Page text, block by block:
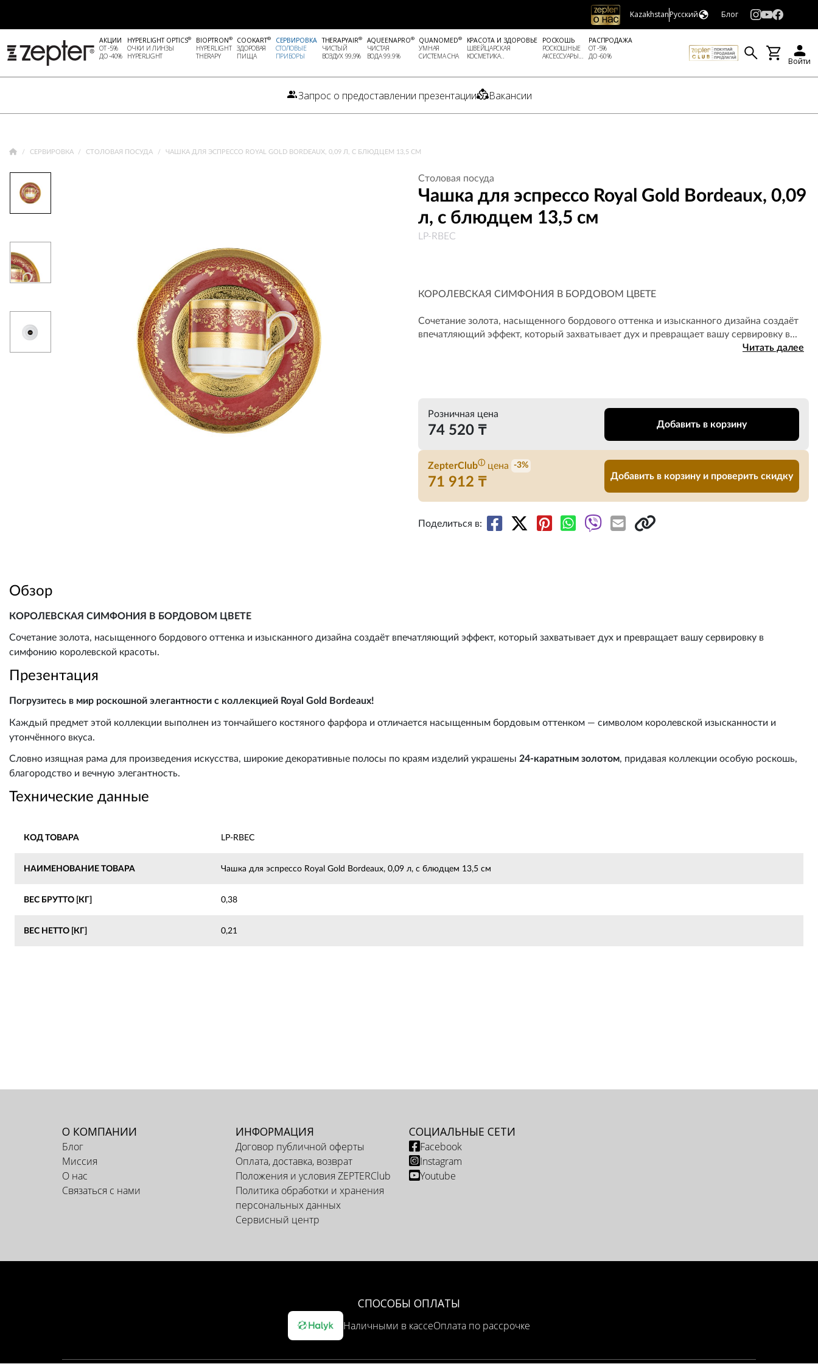
KazakhstanРусский Блог
АКЦИИ
ОТ -5%
ДО -40%
HYPERLIGHT OPTICS®
ОЧКИ И ЛИНЗЫ
HYPERLIGHT
BIOPTRON®
HYPERLIGHT
THERAPY
COOKART®
ЗДОРОВАЯ
ПИЩА
СЕРВИРОВКА
СТОЛОВЫЕ
ПРИБОРЫ
THERAPYAIR®
ЧИСТЫЙ
ВОЗДУХ 99,9%
AQUEENAPRO®
ЧИСТАЯ
ВОДА 99.9%
QUANOMED®
УМНАЯ
СИСТЕМА СНА
КРАСОТА И ЗДОРОВЬЕ
ШВЕЙЦАРСКАЯ
КОСМЕТИКА..
РОСКОШЬ
РОСКОШНЫЕ
АКСЕССУАРЫ...
РАСПРОДАЖА
ОТ -5%
ДО -60%
Войти
Запрос о предоставлении презентации Вакансии
СЕРВИРОВКА СТОЛОВАЯ ПОСУДА ЧАШКА ДЛЯ ЭСПРЕССО ROYAL GOLD BORDEAUX, 0,09 Л, С БЛЮДЦЕМ 13,5 СМ
Столовая посуда
Чашка для эспрессо Royal Gold Bordeaux, 0,09
л, с блюдцем 13,5 см
LP-RBEC
КОРОЛЕВСКАЯ СИМФОНИЯ В БОРДОВОМ ЦВЕТЕ
Сочетание золота, насыщенного бордового оттенка и изысканного дизайна создаёт
впечатляющий эффект, который захватывает дух и превращает вашу сервировку в...
Читать далее
Розничная цена
74 520 ₸ Добавить в корзину
ZepterClubⓘ цена -3%
71 912 ₸ Добавить в корзину и проверить скидку
Поделиться в:
Обзор
КОРОЛЕВСКАЯ СИМФОНИЯ В БОРДОВОМ ЦВЕТЕ
Сочетание золота, насыщенного бордового оттенка и изысканного дизайна создаёт впечатляющий эффект, который захватывает дух и превращает вашу сервировку в
симфонию королевской красоты.
Презентация
Погрузитесь в мир роскошной элегантности с коллекцией Royal Gold Bordeaux!
Каждый предмет этой коллекции выполнен из тончайшего костяного фарфора и отличается насыщенным бордовым оттенком — символом королевской изысканности и
утончённого вкуса.
Словно изящная рама для произведения искусства, широкие декоративные полосы по краям изделий украшены 24-каратным золотом, придавая коллекции особую роскошь,
благородство и вечную элегантность.
Технические данные
КОД ТОВАРА LP-RBEC
НАИМЕНОВАНИЕ ТОВАРА Чашка для эспрессо Royal Gold Bordeaux, 0,09 л, с блюдцем 13,5 см
ВЕС БРУТТО [КГ] 0,38
ВЕС НЕТТО [КГ] 0,21
О КОМПАНИИ
Блог
Миссия
О нас
Связаться с нами
ИНФОРМАЦИЯ
Договор публичной оферты
Оплата, доставка, возврат
Положения и условия ZEPTERClub
Политика обработки и хранения
персональных данных
Сервисный центр
СОЦИАЛЬНЫЕ СЕТИ
Facebook
Instagram
Youtube
СПОСОБЫ ОПЛАТЫ
Наличными в кассеОплата по рассрочке